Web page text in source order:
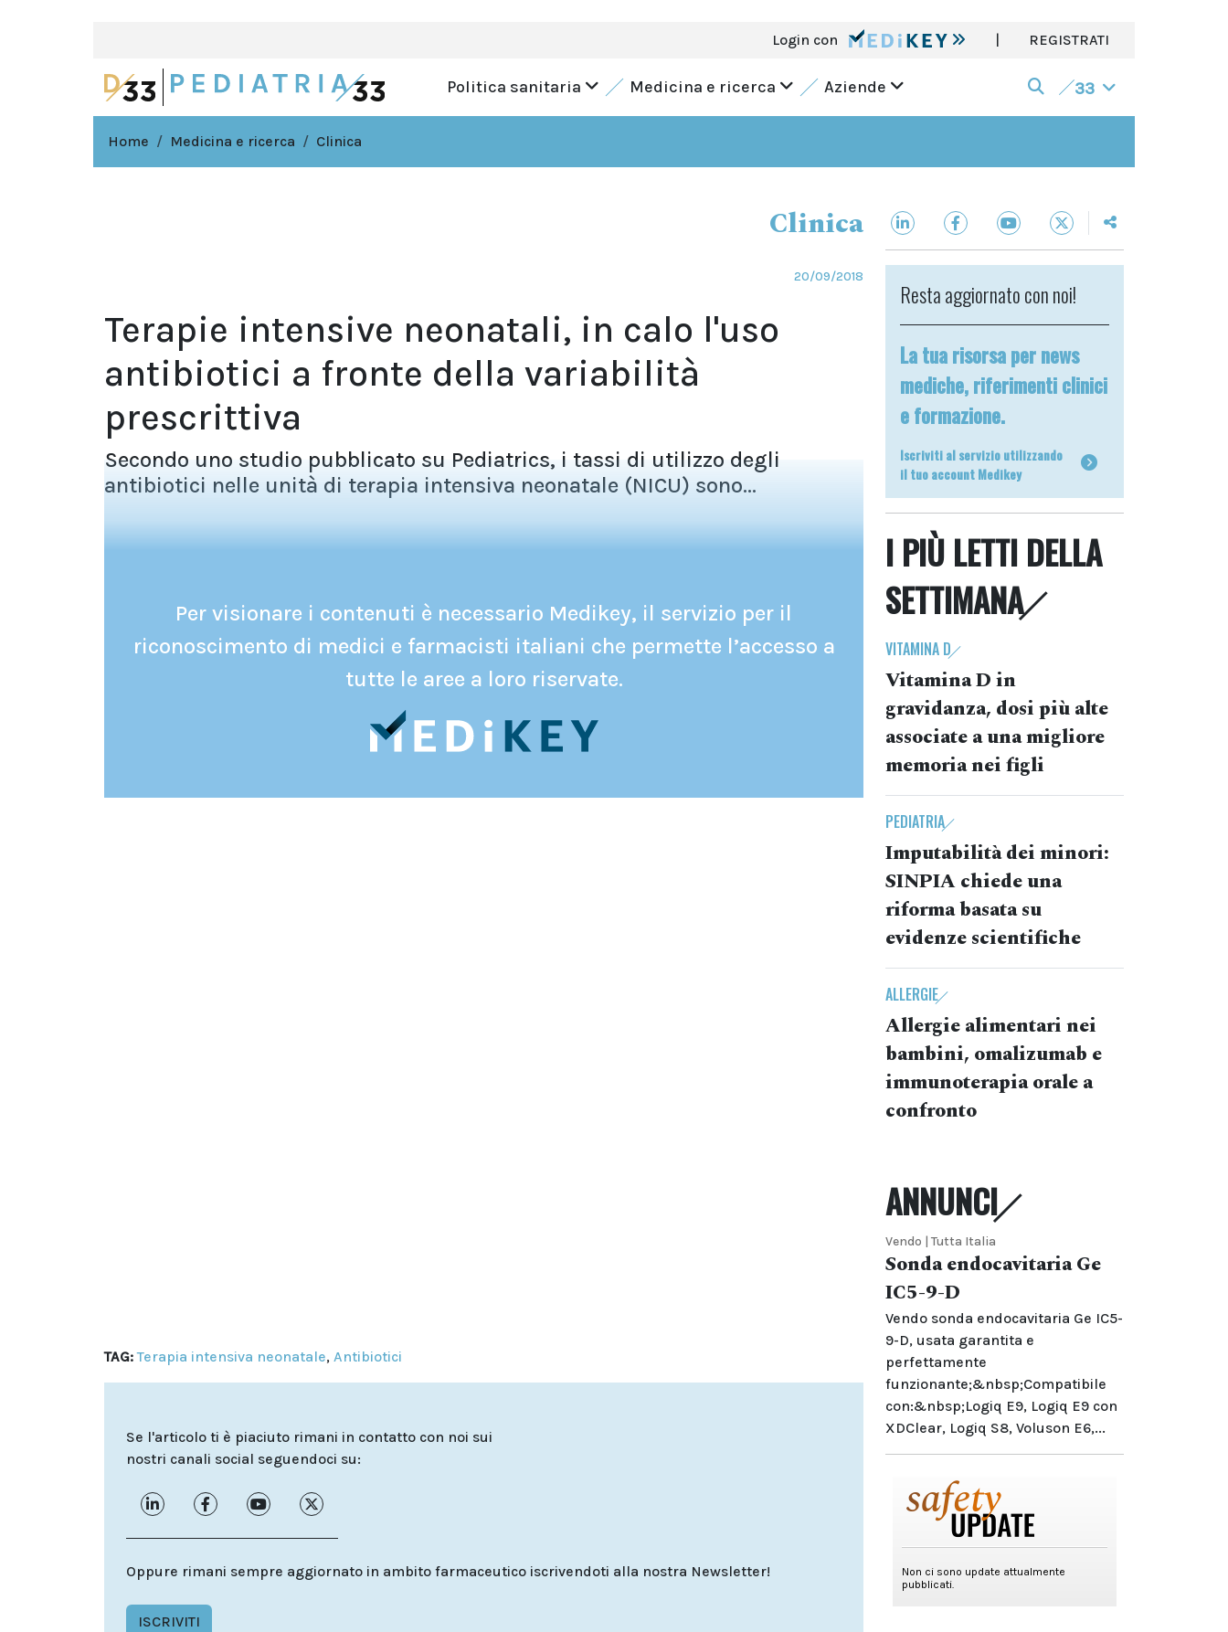
Login con | REGISTRATI
Politica sanitaria Medicina e ricerca Aziende 33
Home Medicina e ricerca Clinica
Clinica
20/09/2018
Terapie intensive neonatali, in calo l'uso
antibiotici a fronte della variabilità
prescrittiva
Secondo uno studio pubblicato su Pediatrics, i tassi di utilizzo degli
antibiotici nelle unità di terapia intensiva neonatale (NICU) sono...
Per visionare i contenuti è necessario Medikey, il servizio per il
riconoscimento di medici e farmacisti italiani che permette l’accesso a
tutte le aree a loro riservate.
TAG: Terapia intensiva neonatale, Antibiotici
Se l'articolo ti è piaciuto rimani in contatto con noi sui
nostri canali social seguendoci su:
Oppure rimani sempre aggiornato in ambito farmaceutico iscrivendoti alla nostra Newsletter!
ISCRIVITI
Resta aggiornato con noi!
La tua risorsa per news
mediche, riferimenti clinici
e formazione.
Iscriviti al servizio utilizzando
il tuo account Medikey
I PIÙ LETTI DELLA
SETTIMANA
VITAMINA D
Vitamina D in
gravidanza, dosi più alte
associate a una migliore
memoria nei figli
PEDIATRIA
Imputabilità dei minori:
SINPIA chiede una
riforma basata su
evidenze scientifiche
ALLERGIE
Allergie alimentari nei
bambini, omalizumab e
immunoterapia orale a
confronto
ANNUNCI
Vendo | Tutta Italia
Sonda endocavitaria Ge
IC5-9-D
Vendo sonda endocavitaria Ge IC5-
9-D, usata garantita e
perfettamente
funzionante;&nbsp;Compatibile
con:&nbsp;Logiq E9, Logiq E9 con
XDClear, Logiq S8, Voluson E6,...